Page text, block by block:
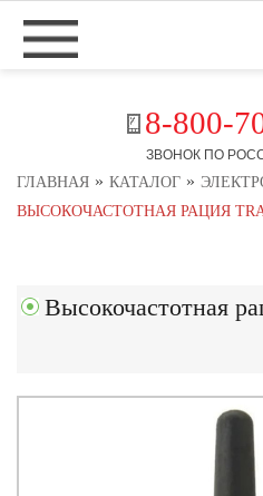
8-800-
ЗВОНОК ПО
ГЛАВНАЯ » КАТАЛОГ »
ВЫСОКОЧАСТОТНАЯ РАЦИЯ
Высокочастотная